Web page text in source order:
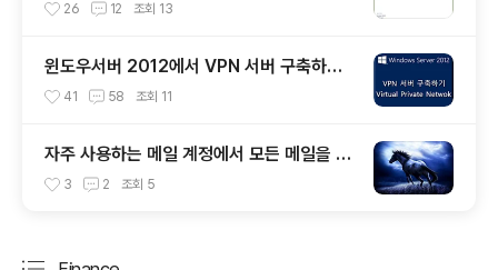
26 12 조회 13
윈도우서버 2012에서 VPN 서버 구축하기
~!! 41 58 조회 11
자주 사용하는 메일 계정에서 모든 메일을 확
인 하자~!!
3 2 조회 5